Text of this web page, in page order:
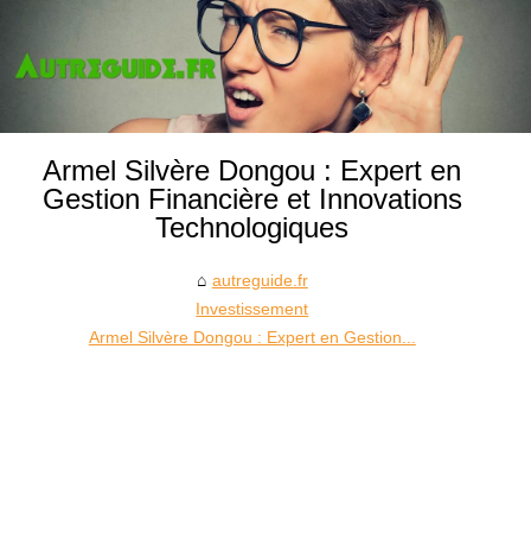
Armel Silvère Dongou : Expert en
Gestion Financière et Innovations
Technologiques
autreguide.fr
Investissement
Armel Silvère Dongou : Expert en Gestion...